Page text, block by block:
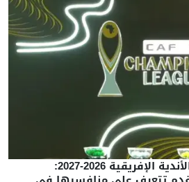
قرعة منافسات ما بين الأندية الإفريقية 2026-2027: